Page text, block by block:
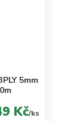
5mm
Kč/ks